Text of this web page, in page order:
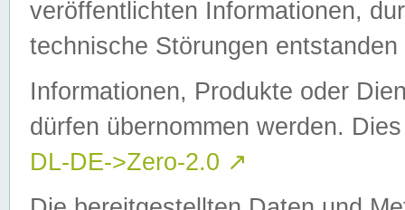
veröffentlichten Informationen,
technische Störungen
Informationen, Produkte oder
dürfen übernommen werden.
DL-DE->Zero-2.0 ↗